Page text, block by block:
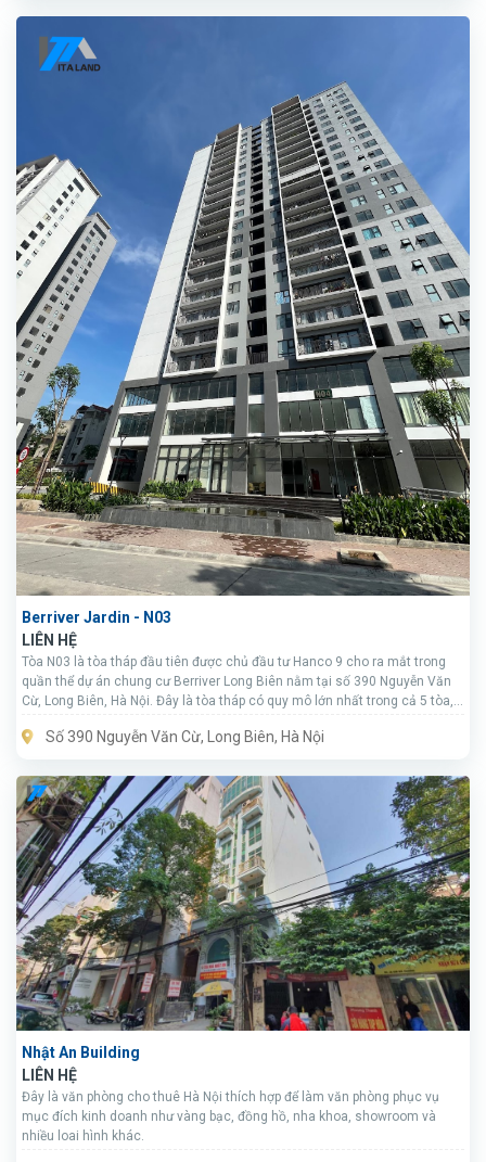
Berriver Jardin - N03
LIÊN HỆ
Tòa N03 là tòa tháp đầu tiên được chủ đầu tư Hanco 9 cho ra mắt trong
quần thể dự án chung cư Berriver Long Biên nằm tại số 390 Nguyễn Văn
Cừ, Long Biên, Hà Nội. Đây là tòa tháp có quy mô lớn nhất trong cả 5 tòa,
Số 390 Nguyễn Văn Cừ, Long Biên, Hà Nội
Nhật An Building
LIÊN HỆ
Đây là văn phòng cho thuê Hà Nội thích hợp để làm văn phòng phục vụ
mục đích kinh doanh như vàng bạc, đồng hồ, nha khoa, showroom và
nhiều loai hình khác.